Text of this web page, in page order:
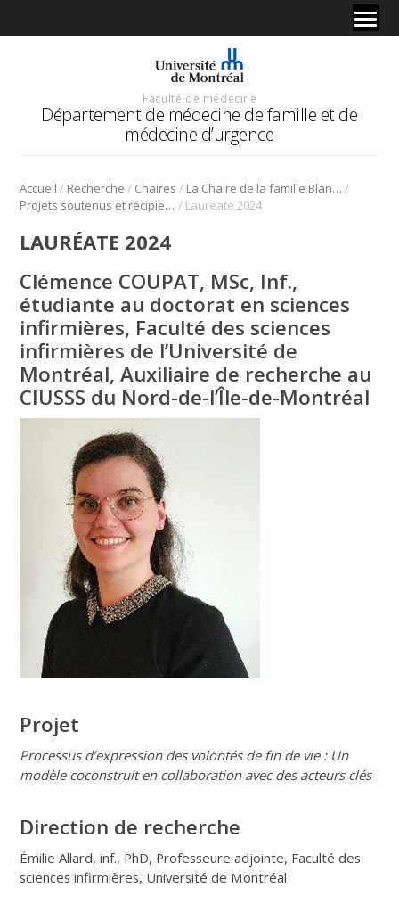
Faculté de médecine
Département de médecine de famille et de
médecine d’urgence
Accueil / Recherche / Chaires / La Chaire de la famille Blanchard pour l’enseignement et la recherche en soins palliatifs /
Projets soutenus et récipiendaires / Lauréate 2024
LAURÉATE 2024
Clémence COUPAT, MSc, Inf.,
étudiante au doctorat en sciences
infirmières, Faculté des sciences
infirmières de l’Université de
Montréal, Auxiliaire de recherche au
CIUSSS du Nord-de-l’Île-de-Montréal
Projet
Processus d’expression des volontés de fin de vie : Un
modèle coconstruit en collaboration avec des acteurs clés
Direction de recherche
Émilie Allard, inf., PhD, Professeure adjointe, Faculté des
sciences infirmières, Université de Montréal